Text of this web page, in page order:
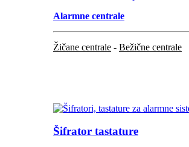
Alarmne centrale
Žičane centrale - Bežične centrale
Šifrator tastature